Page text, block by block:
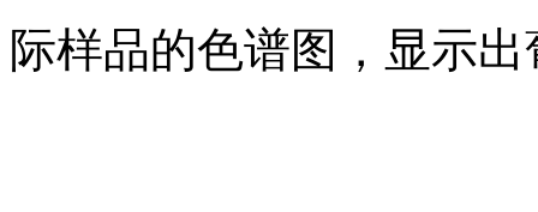
际样品的色谱图，显示